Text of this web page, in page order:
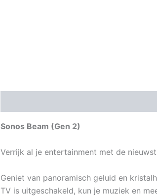
Sonos Beam (Gen 2)
Verrijk al je entertainment met de
Geniet van panoramisch geluid en
TV is uitgeschakeld, kun je muziek en